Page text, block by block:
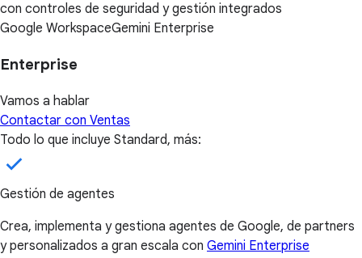
con controles de seguridad y gestión integrados
Google WorkspaceGemini Enterprise
Enterprise
Vamos a hablar
Contactar con Ventas
Todo lo que incluye Standard, más:
Gestión de agentes
Crea, implementa y gestiona agentes de Google, de partners
y personalizados a gran escala con Gemini Enterprise